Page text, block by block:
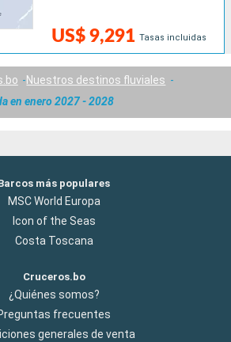
US$ 9,291 Tasas incluidas
Nuestros destinos fluviales
en enero 2027 - 2028
más populares
MSC World Europa
Icon of the Seas
Costa Toscana
Cruceros.bo
¿Quiénes somos?
frecuentes
generales de venta